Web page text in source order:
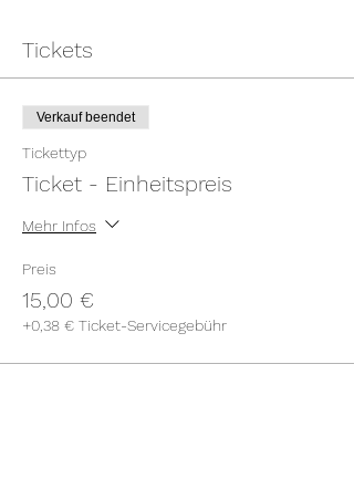
Tickets
Verkauf beendet
Tickettyp
Ticket - Einheitspreis
Mehr Infos
Preis
15,00 €
+0,38 € Ticket-Servicegebühr